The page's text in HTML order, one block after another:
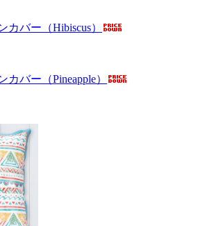
カバー（Hibiscus）
カバー（Pineapple）